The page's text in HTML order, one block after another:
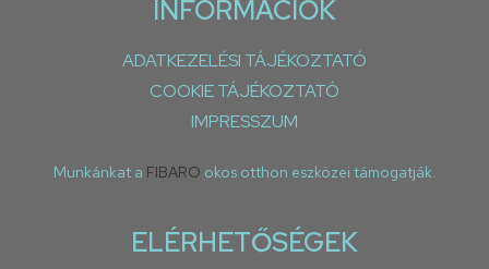
INFORMÁCIÓK
ADATKEZELÉSI TÁJÉKOZTATÓ
COOKIE TÁJÉKOZTATÓ
IMPRESSZUM
Munkánkat a FIBARO okos otthon eszközei támogatják.
ELÉRHETŐSÉGEK